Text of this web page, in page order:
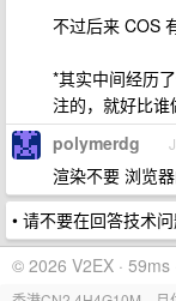
不过后来 COS
*其实中间经历
注的，就好比谁
polymerdg
渲染不要 浏览器
• 请不要在回答技术
© 2026 V2EX · 59ms